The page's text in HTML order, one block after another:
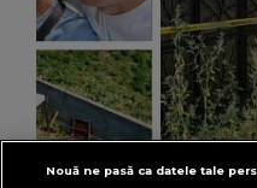
Nouă ne pasă ca datele tale